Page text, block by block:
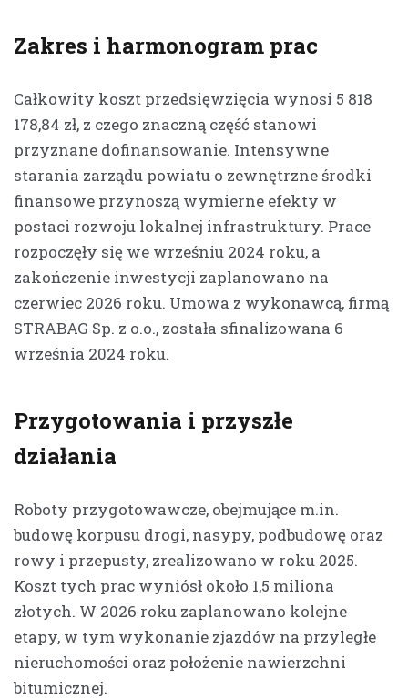
Zakres i harmonogram prac
Całkowity koszt przedsięwzięcia wynosi 5 818
178,84 zł, z czego znaczną część stanowi
przyznane dofinansowanie. Intensywne
starania zarządu powiatu o zewnętrzne środki
finansowe przynoszą wymierne efekty w
postaci rozwoju lokalnej infrastruktury. Prace
rozpoczęły się we wrześniu 2024 roku, a
zakończenie inwestycji zaplanowano na
czerwiec 2026 roku. Umowa z wykonawcą, firmą
STRABAG Sp. z o.o., została sfinalizowana 6
września 2024 roku.
Przygotowania i przyszłe
działania
Roboty przygotowawcze, obejmujące m.in.
budowę korpusu drogi, nasypy, podbudowę oraz
rowy i przepusty, zrealizowano w roku 2025.
Koszt tych prac wyniósł około 1,5 miliona
złotych. W 2026 roku zaplanowano kolejne
etapy, w tym wykonanie zjazdów na przyległe
nieruchomości oraz położenie nawierzchni
bitumicznej.